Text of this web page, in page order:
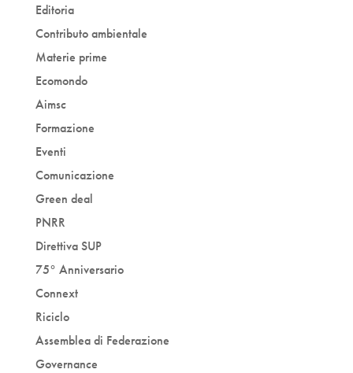
Editoria
Contributo ambientale
Materie prime
Ecomondo
Aimsc
Formazione
Eventi
Comunicazione
Green deal
PNRR
Direttiva SUP
75° Anniversario
Connext
Riciclo
Assemblea di Federazione
Governance